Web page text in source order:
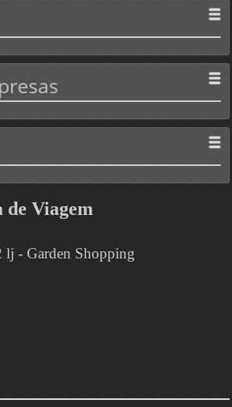
de Viagem
lj - Garden Shopping